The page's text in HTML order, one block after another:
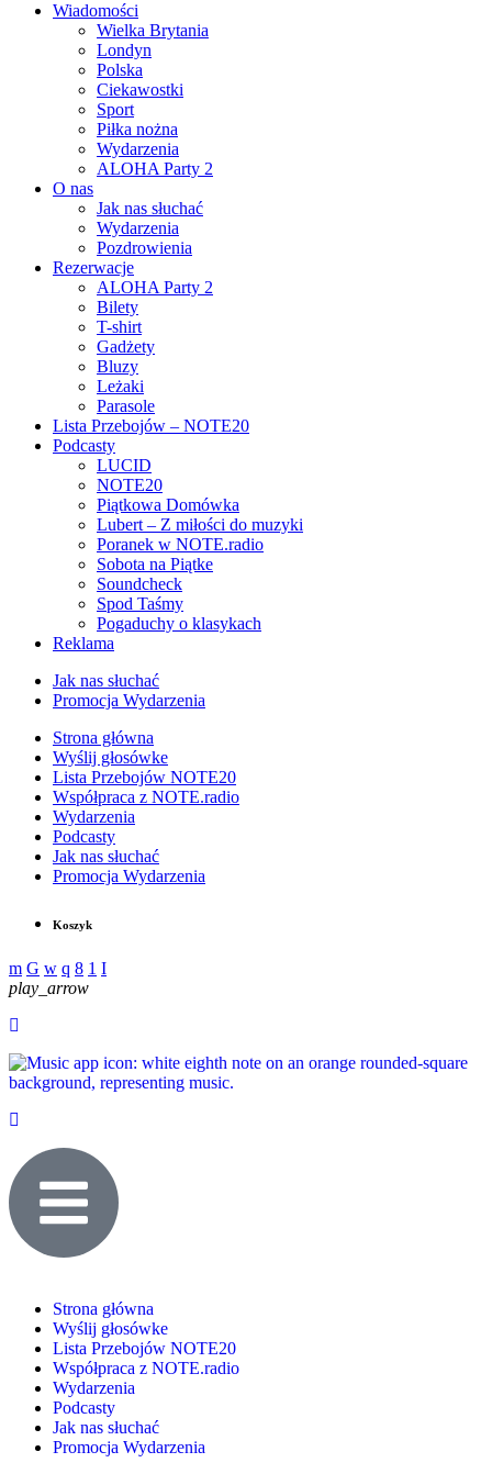
Wiadomości
Wielka Brytania
Londyn
Polska
Ciekawostki
Sport
Piłka nożna
Wydarzenia
ALOHA Party 2
O nas
Jak nas słuchać
Wydarzenia
Pozdrowienia
Rezerwacje
ALOHA Party 2
Bilety
T-shirt
Gadżety
Bluzy
Leżaki
Parasole
Lista Przebojów – NOTE20
Podcasty
LUCID
NOTE20
Piątkowa Domówka
Lubert – Z miłości do muzyki
Poranek w NOTE.radio
Sobota na Piątke
Soundcheck
Spod Taśmy
Pogaduchy o klasykach
Reklama
Jak nas słuchać
Promocja Wydarzenia
Strona główna
Wyślij głosówke
Lista Przebojów NOTE20
Współpraca z NOTE.radio
Wydarzenia
Podcasty
Jak nas słuchać
Promocja Wydarzenia
Koszyk
play_arrow
Strona główna
Wyślij głosówke
Lista Przebojów NOTE20
Współpraca z NOTE.radio
Wydarzenia
Podcasty
Jak nas słuchać
Promocja Wydarzenia